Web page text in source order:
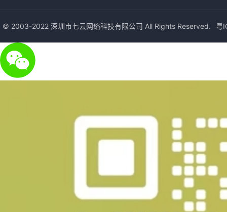
© 2003-2022 深圳市七云网络科技有限公司 All Rights Reserved. 粤